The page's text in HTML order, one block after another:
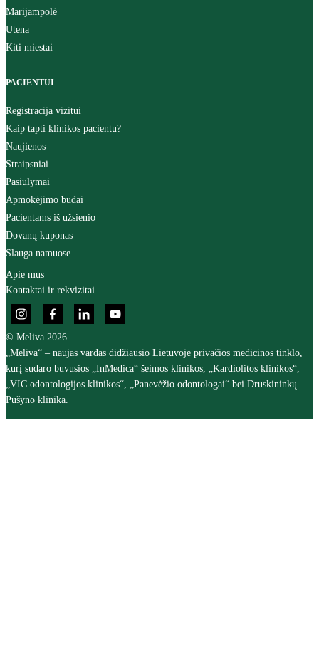
Marijampolė
Utena
Kiti miestai
PACIENTUI
Registracija vizitui
Kaip tapti klinikos pacientu?
Naujienos
Straipsniai
Pasiūlymai
Apmokėjimo būdai
Pacientams iš užsienio
Dovanų kuponas
Slauga namuose
Apie mus
Kontaktai ir rekvizitai
© Meliva 2026
„Meliva“ – naujas vardas didžiausio Lietuvoje privačios medicinos tinklo,
kurį sudaro buvusios „InMedica“ šeimos klinikos, „Kardiolitos klinikos“,
„VIC odontologijos klinikos“, „Panevėžio odontologai“ bei Druskininkų
Pušyno klinika.